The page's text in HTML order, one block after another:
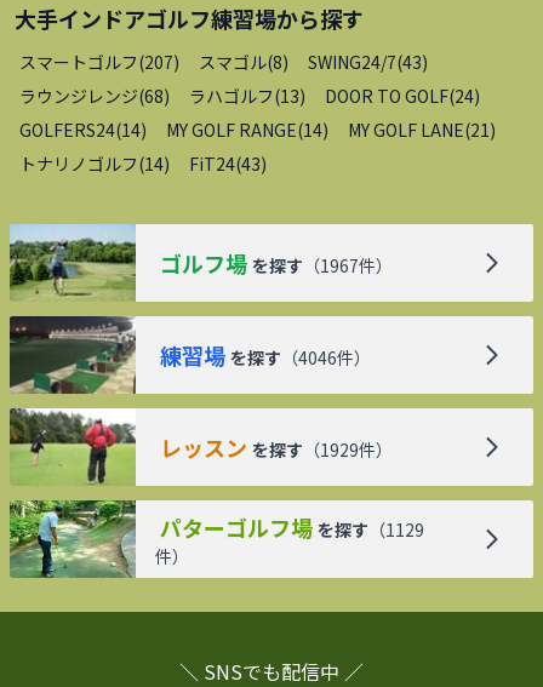
大手インドアゴルフ練習場から探す
スマートゴルフ(207) スマゴル(8) SWING24/7(43)
ラウンジレンジ(68) ラハゴルフ(13) DOOR TO GOLF(24)
GOLFERS24(14) MY GOLF RANGE(14) MY GOLF LANE(21 )
トナリノゴルフ(14) FiT24(43)
ゴルフ場 を探す （1967件）
練習場 を探す （4046件）
レッスン を探す （1929件）
パターゴルフ場 を探す （1129
件）
＼ SNSでも配信中 ／